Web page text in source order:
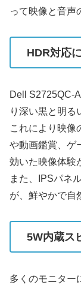
って映像と音声
HDR対応
Dell S2725QC-
り深い黒と明る
これにより映像
や動画鑑賞、ゲ
効いた映像体験
また、IPSパネ
が、鮮やかで自
5W内蔵ス
多くのモニター